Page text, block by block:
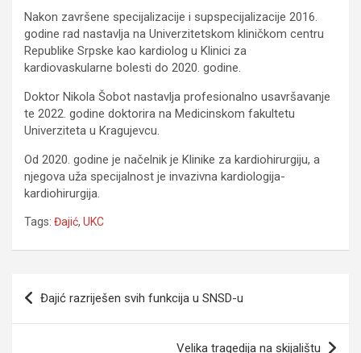
Nakon završene specijalizacije i supspecijalizacije 2016.
godine rad nastavlja na Univerzitetskom kliničkom centru
Republike Srpske kao kardiolog u Klinici za
kardiovaskularne bolesti do 2020. godine.
Doktor Nikola Šobot nastavlja profesionalno usavršavanje
te 2022. godine doktorira na Medicinskom fakultetu
Univerziteta u Kragujevcu.
Od 2020. godine je načelnik je Klinike za kardiohirurgiju, a
njegova uža specijalnost je invazivna kardiologija-
kardiohirurgija.
Tags: Đajić, UKC
Navigacija
članaka
Đajić razriješen svih funkcija u SNSD-u
Velika tragedija na skijalištu